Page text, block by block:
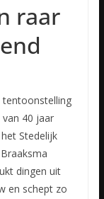
raar
tentoonstelling
van 40 jaar
Stedelijk
dingen uit
en schept zo